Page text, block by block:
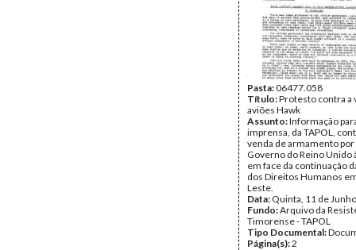
Pasta:06477.058
Título:Protesto contra a
aviões Hawk
Assunto:Informação
imprensa, da TAPOL,
venda de armamento por
Governo do Reino Unido
em face da continuação
dos Direitos Humanos
Leste.
Data: Quinta, 11 de
Fundo:Arquivo da
Timorense - TAPOL
Tipo Documental:
Página(s):2